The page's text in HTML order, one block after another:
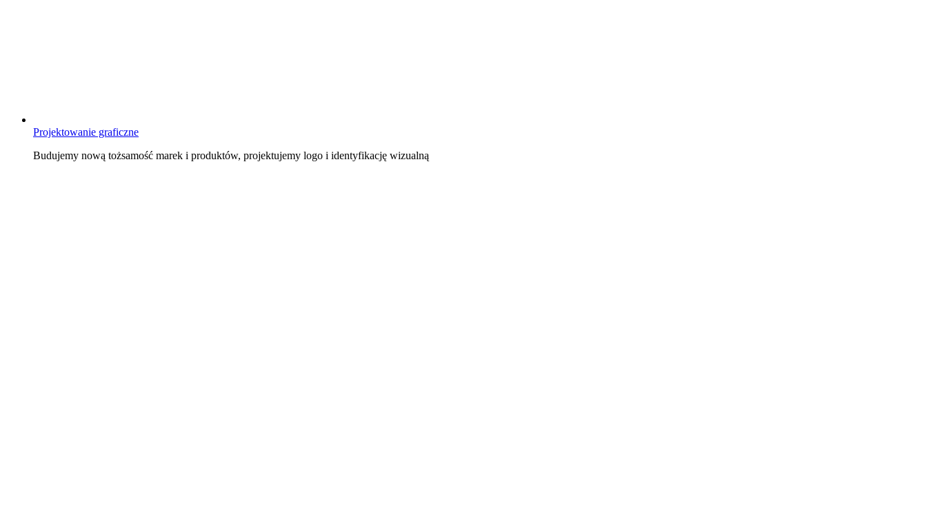
Projektowanie graficzne
Budujemy nową tożsamość marek i produktów, projektujemy logo i identyfikację wizualną